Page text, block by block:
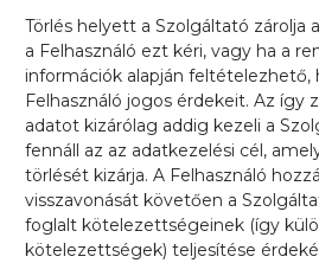
Törlés helyett a Szolgáltató zárolja
a Felhasználó ezt kéri, vagy ha a
információk alapján feltételezhető,
Felhasználó jogos érdekeit. Az így
adatot kizárólag addig kezeli a
fennáll az az adatkezelési cél,
törlését kizárja. A Felhasználó
visszavonását követően a
foglalt kötelezettségeinek (így
kötelezettségek) teljesítése